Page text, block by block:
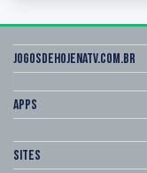
Jogosdehojenatv.com.br
Apps
Sites